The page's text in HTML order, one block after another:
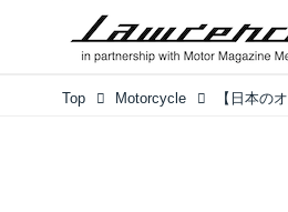
Top Motorcycle